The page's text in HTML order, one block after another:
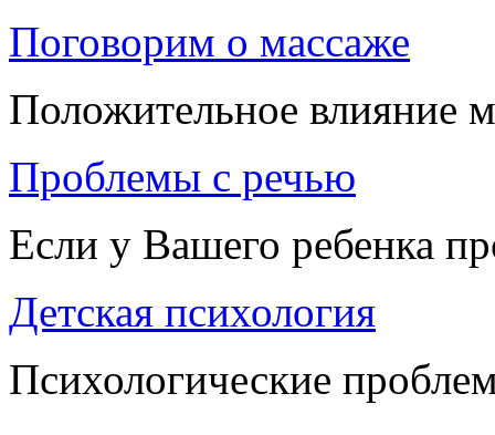
Поговорим о массаже
Положительное влияние
Проблемы с речью
Если у Вашего ребенка
Детская психология
Психологические